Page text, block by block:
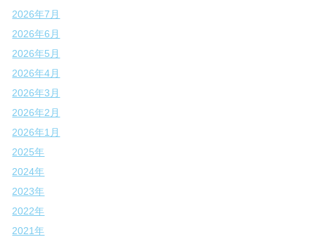
2026年7月
2026年6月
2026年5月
2026年4月
2026年3月
2026年2月
2026年1月
2025年
2024年
2023年
2022年
2021年